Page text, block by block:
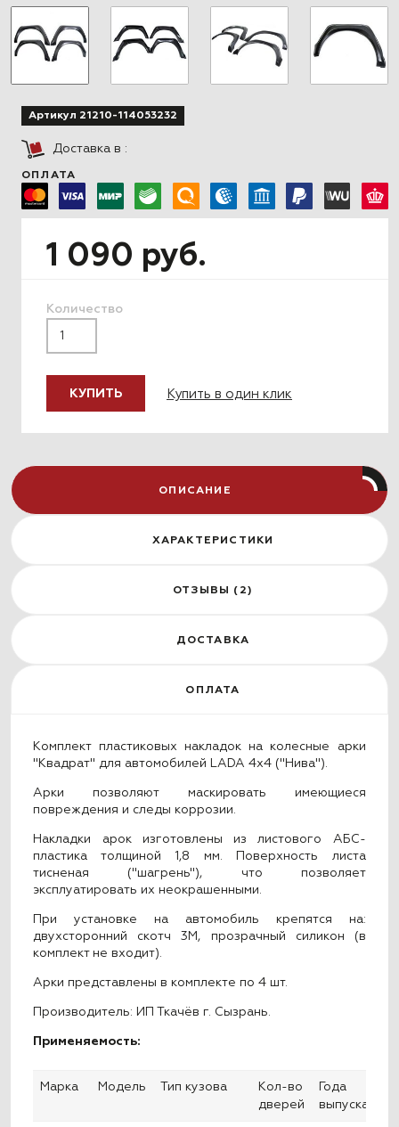
Артикул 21210-114053232
Доставка в :
ОПЛАТА
1 090 руб.
Количество
КУПИТЬ Купить в один клик
ОПИСАНИЕ
ХАРАКТЕРИСТИКИ
ОТЗЫВЫ (2)
ДОСТАВКА
ОПЛАТА
Комплект пластиковых накладок на колесные арки
"Квадрат" для автомобилей LADA 4x4 ("Нива").
Арки позволяют маскировать имеющиеся
повреждения и следы коррозии.
Накладки арок изготовлены из листового АБС-
пластика толщиной 1,8 мм. Поверхность листа
тисненая ("шагрень"), что позволяет
эксплуатировать их неокрашенными.
При установке на автомобиль крепятся на:
двухсторонний скотч 3М, прозрачный силикон (в
комплект не входит).
Арки представлены в комплекте по 4 шт.
Производитель: ИП Ткачёв г. Сызрань.
Применяемость:
Марка Модель Тип кузова
Кол-во
дверей
Года
выпуска